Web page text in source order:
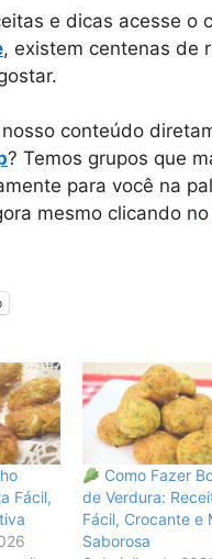
e dicas acesse o
, existem centenas de
conteúdo
? Temos grupos que
para você na
mesmo clicando no
Fácil,
Como Fazer
de Verdura:
Fácil, Crocante e
Saborosa